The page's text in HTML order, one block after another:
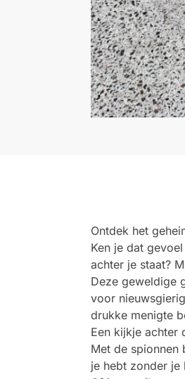
Ontdek het
Ken je dat
achter je staat?
Deze geweldige
voor
drukke menigte
Een kijkje achter
Met de spionnen
je hebt zonder